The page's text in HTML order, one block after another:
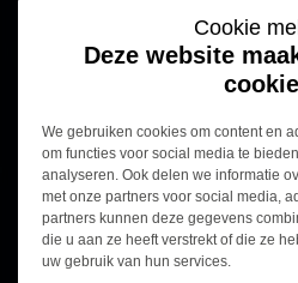
Cookie
Deze website
We gebruiken cookies om content en
om functies voor social media te
analyseren. Ook delen we informatie
met onze partners voor social media,
partners kunnen deze gegevens
die u aan ze heeft verstrekt of die ze
uw gebruik van hun services.